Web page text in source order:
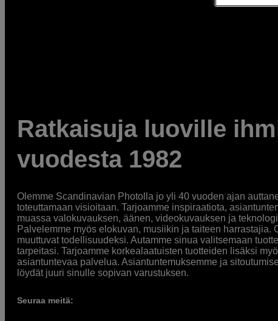
Ratkaisuja luoville
vuodesta 1982
Olemme Scandinavian Photolla jo yli 40 vuoden ajan
toteuttamaan visioitaan. Tarjoamme inspiraatiota,
muassa valokuvauksen, äänen, videokuvauksen ja
Palvelemme myös elokuvan, musiikin ja taiteen harrastajia.
muuttuvat todellisuudeksi. Autamme sinua valitsemaan
tarpeitasi. Tarjoamme korkealaatuisten tuotteiden lisäksi
asiantuntevaa palvelua. Asiantuntemuksemme ja
löydät juuri sinulle sopivan varustuksen.
Seuraa meitä: